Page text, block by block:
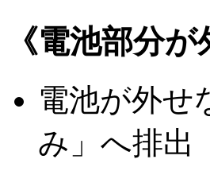
《電池部分
電池が外せ
み」へ排出